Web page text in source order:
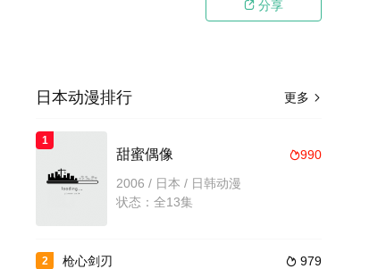
 分享
更多 
日本动漫排行
1
990
甜蜜偶像
2006 / 日本 / 日韩动漫
状态：全13集
2  979
枪心剑刃